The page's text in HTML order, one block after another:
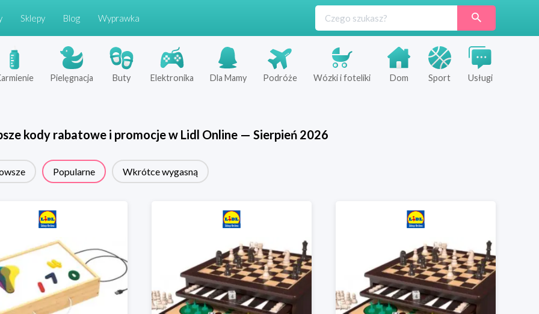
Sklepy Blog Wyprawka
Pielęgnacja Buty Elektronika Dla Mamy Podróże Wózki i foteliki Dom Sport Usługi
kody rabatowe i promocje w Lidl Online— Sierpień 2026
Popularne Wkrótce wygasną